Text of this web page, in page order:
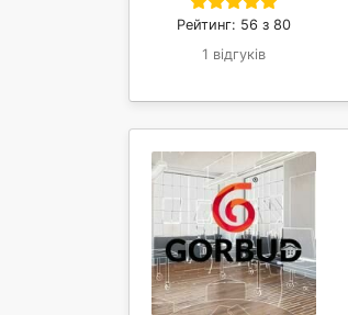
Рейтинг: 56 з 80
1 відгуків